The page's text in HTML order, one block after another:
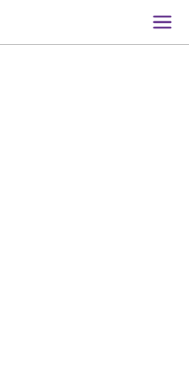
Main